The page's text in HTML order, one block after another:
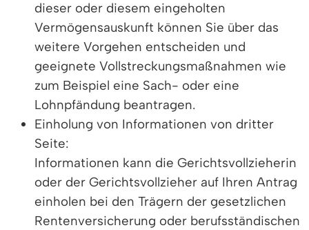
dieser oder diesem eingeholten
Vermögensauskunft können Sie über das
weitere Vorgehen entscheiden und
geeignete Vollstreckungsmaßnahmen wie
zum Beispiel eine Sach- oder eine
Lohnpfändung beantragen.
Einholung von Informationen von dritter
Seite:
Informationen kann die Gerichtsvollzieherin
oder der Gerichtsvollzieher auf Ihren Antrag
einholen bei den Trägern der gesetzlichen
Rentenversicherung oder berufsständischen